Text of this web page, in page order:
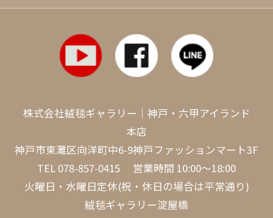
株式会社絨毯ギャラリー｜神戸・六甲アイランド
本店
神戸市東灘区向洋町中6-9神戸ファッションマート3F
TEL 078-857-0415 営業時間 10:00～18:00
火曜日・水曜日定休(祝・休日の場合は平常通り)
絨毯ギャラリー淀屋橋